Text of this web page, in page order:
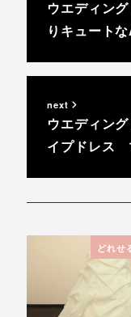
ウエディン
りキュート
next
ウエディン
イプドレス
どれせ